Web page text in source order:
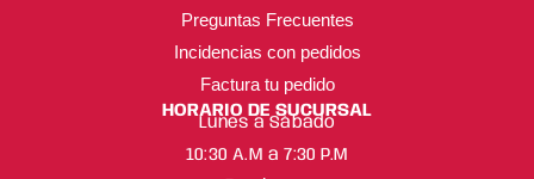
Preguntas Frecuentes
Incidencias con pedidos
Factura tu pedido
HORARIO DE SUCURSAL
Lunes a Sábado
10:30 A.M a 7:30 P.M